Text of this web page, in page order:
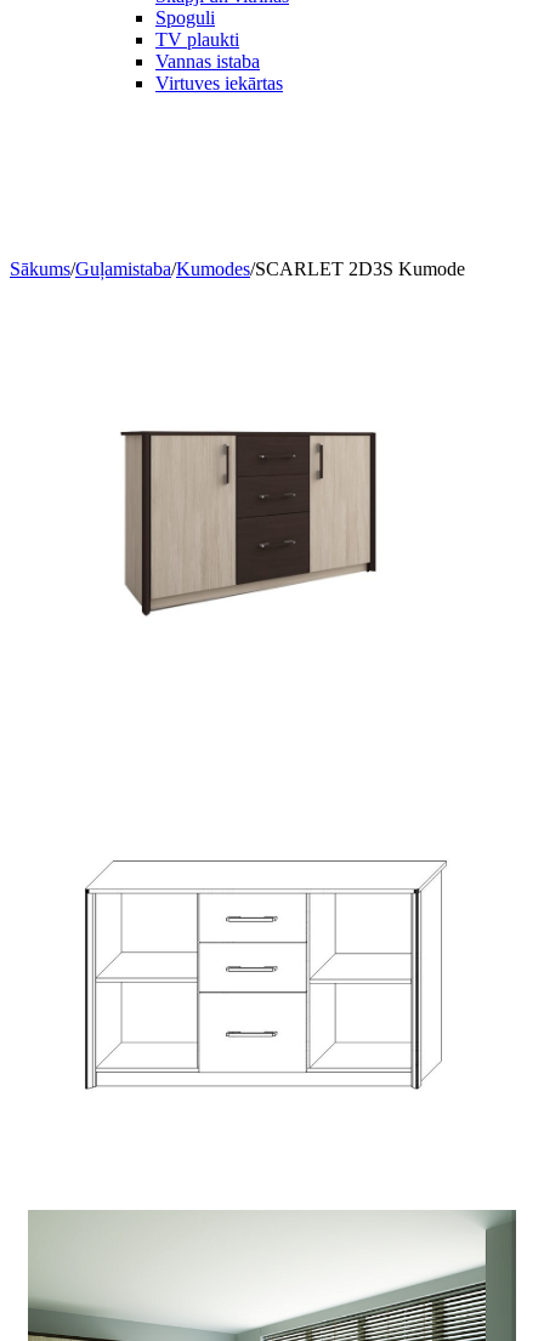
Spoguli
TV plaukti
Vannas istaba
Virtuves iekārtas
Sākums/Guļamistaba/Kumodes/SCARLET 2D3S Kumode